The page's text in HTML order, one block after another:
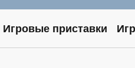
Игровые приставки